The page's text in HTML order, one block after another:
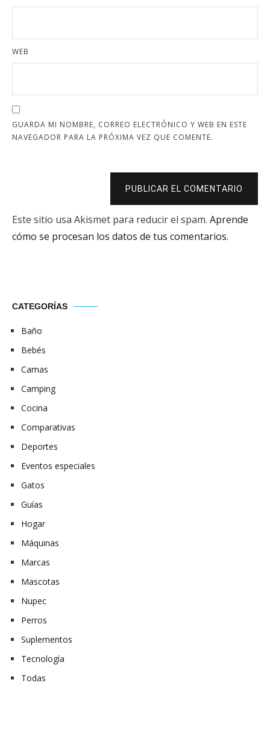
WEB
GUARDA MI NOMBRE, CORREO ELECTRÓNICO Y WEB EN ESTE
NAVEGADOR PARA LA PRÓXIMA VEZ QUE COMENTE.
PUBLICAR EL COMENTARIO
Este sitio usa Akismet para reducir el spam. Aprende
cómo se procesan los datos de tus comentarios.
CATEGORÍAS
Baño
Bebés
Camas
Camping
Cocina
Comparativas
Deportes
Eventos especiales
Gatos
Guías
Hogar
Máquinas
Marcas
Mascotas
Nupec
Perros
Suplementos
Tecnología
Todas